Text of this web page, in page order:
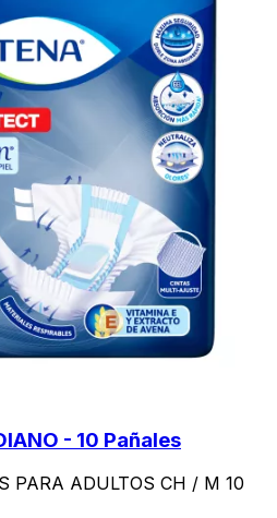
- 10 Pañales
PARA ADULTOS CH / M 10